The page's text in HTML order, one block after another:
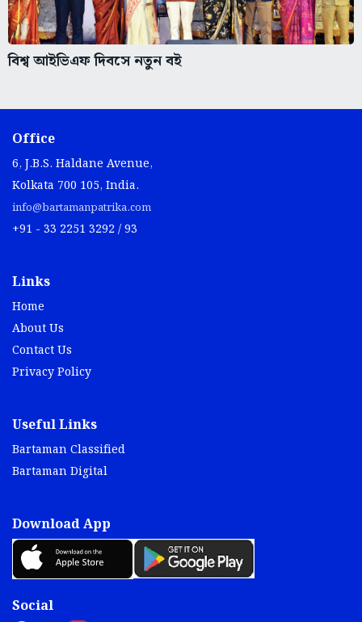
বিশ্ব আইভিএফ দিবসে নতুন বই
Office
6, J.B.S. Haldane Avenue,
Kolkata 700 105, India.
info@bartamanpatrika.com
+91 - 33 2251 3292 / 93
Links
Home
About Us
Contact Us
Privacy Policy
Useful Links
Bartaman Classified
Bartaman Digital
Download App
Social